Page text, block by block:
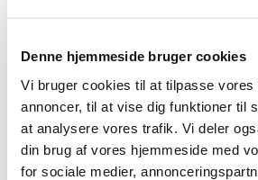
Denne hjemmeside bruger cookies
Vi bruger cookies til at tilpasse vores
annoncer, til at vise dig funktioner til
at analysere vores trafik. Vi deler
din brug af vores hjemmeside med
for sociale medier,
og Græsted har haft en fyldt og
Tre sognepræster gik sammen om
Sognepræst Else Korsholm fra
Villingerød Kirker samt
Mogensen og Troels Toft fra